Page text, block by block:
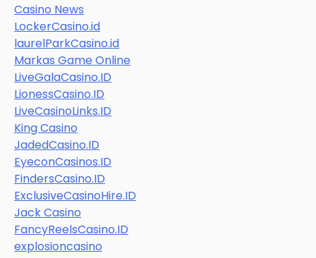
Casino News
LockerCasino.id
laurelParkCasino.id
Markas Game Online
LiveGalaCasino.ID
LionessCasino.ID
LiveCasinoLinks.ID
King Casino
JadedCasino.ID
EyeconCasinos.ID
FindersCasino.ID
ExclusiveCasinoHire.ID
Jack Casino
FancyReelsCasino.ID
explosioncasino